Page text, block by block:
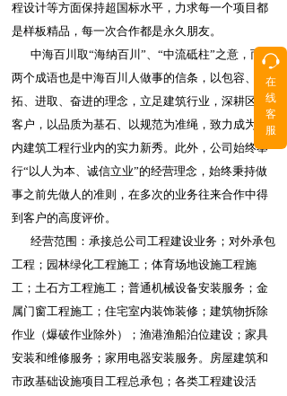
按钮
在
线
客
服
按钮
程设计等方面保持超国标水平，力求每一个项目都
是样板精品，每一次合作都是永久朋友。
两个成语也是中海百川人做事的信条，以包容、开
拓、进取、奋进的理念，立足建筑行业，深耕区域
客户，以品质为基石、以规范为准绳，致力成为国
内建筑工程行业内的实力新秀。此外，公司始终奉
行“以人为本、诚信立业”的经营理念，始终秉持做
事之前先做人的准则，在多次的业务往来合作中得
到客户的高度评价。
工程；园林绿化工程施工；体育场地设施工程施
工；土石方工程施工；普通机械设备安装服务；金
属门窗工程施工；住宅室内装饰装修；建筑物拆除
作业（爆破作业除外）；渔港渔船泊位建设；家具
安装和维修服务；家用电器安装服务。房屋建筑和
市政基础设施项目工程总承包；各类工程建设活